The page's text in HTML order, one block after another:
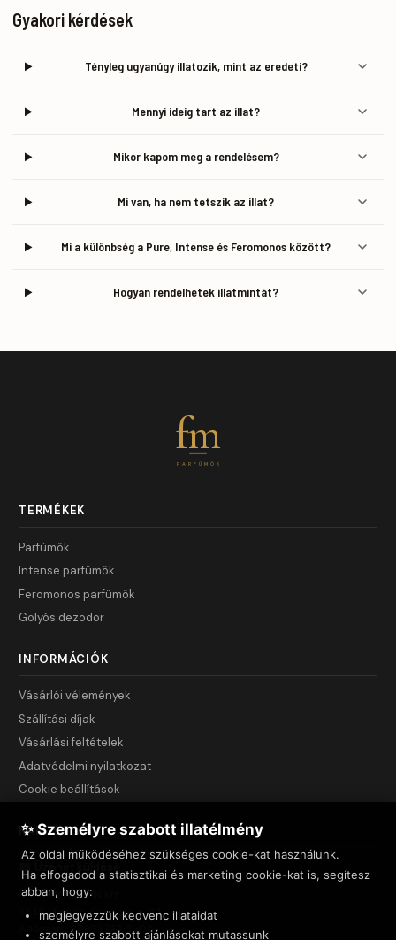
Gyakori kérdések
Tényleg ugyanúgy illatozik, mint az eredeti?
Mennyi ideig tart az illat?
Mikor kapom meg a rendelésem?
Mi van, ha nem tetszik az illat?
Mi a különbség a Pure, Intense és Feromonos között?
Hogyan rendelhetek illatmintát?
fm
PARFÜMÖK
TERMÉKEK
Parfümök
Intense parfümök
Feromonos parfümök
Golyós dezodor
INFORMÁCIÓK
Vásárlói vélemények
Szállítási díjak
Vásárlási feltételek
Adatvédelmi nyilatkozat
Cookie beállítások
KAPCSOLAT
Üzenet küldése
NET INNOVATION Kft.
3535 Miskolc, Csendes u. 44.
Adószám: 23999743-2-05
✨ Személyre szabott illatélmény
Az oldal működéséhez szükséges cookie-kat használunk.
Ha elfogadod a statisztikai és marketing cookie-kat is, segítesz
abban, hogy:
megjegyezzük kedvenc illataidat
személyre szabott ajánlásokat mutassunk